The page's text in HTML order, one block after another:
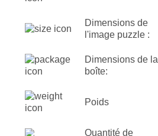
Dimensions de
l'image puzzle :
Dimensions de la
boîte:
Poids
Quantité de